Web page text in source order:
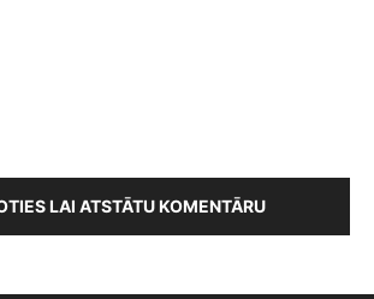
LAI ATSTĀTU KOMENTĀRU